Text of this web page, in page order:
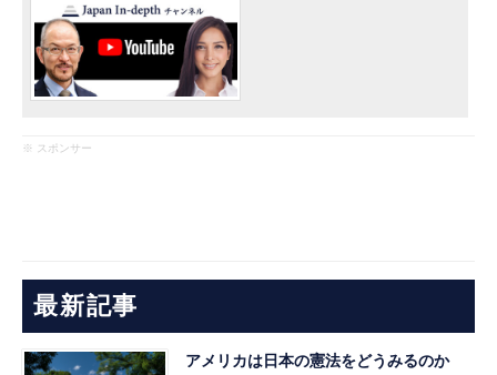
※ スポンサー
最新記事
アメリカは日本の憲法をどうみるのか